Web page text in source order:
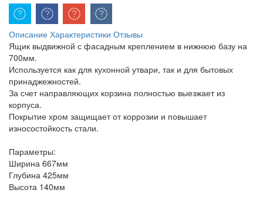
Описание Характеристики Отзывы
Ящик выдвижной с фасадным креплением в нижнюю базу на
700мм.
Используется как для кухонной утвари, так и для бытовых
принаджежностей.
За счет направляющих корзина полностью выезжает из
корпуса.
Покрытие хром защищает от коррозии и повышает
износостойкость стали.
Параметры:
Ширина 667мм
Глубина 425мм
Высота 140мм